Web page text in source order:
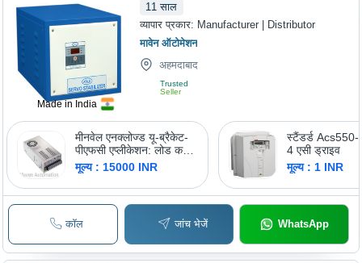
Made in India
11 साल
व्यापार प्रकार: Manufacturer | Distributor
मावेन ऑटोमेशन
अहमदाबाद
Trusted
Seller
मीनवेल एनक्लोज्ड यू-ब्रैकेट-
पीएफसी एप्लीकेशन: लोड करंट
को चालू और बंद करके
आउटपुट वोल्टेज को नियंत्रित
और स्थिर करने के लिए
मूल्य : 15000 INR
स्टैंडर्ड
4 एसी ड्राइव
मूल्य : 1 INR
कॉल जांच भेजें WhatsApp